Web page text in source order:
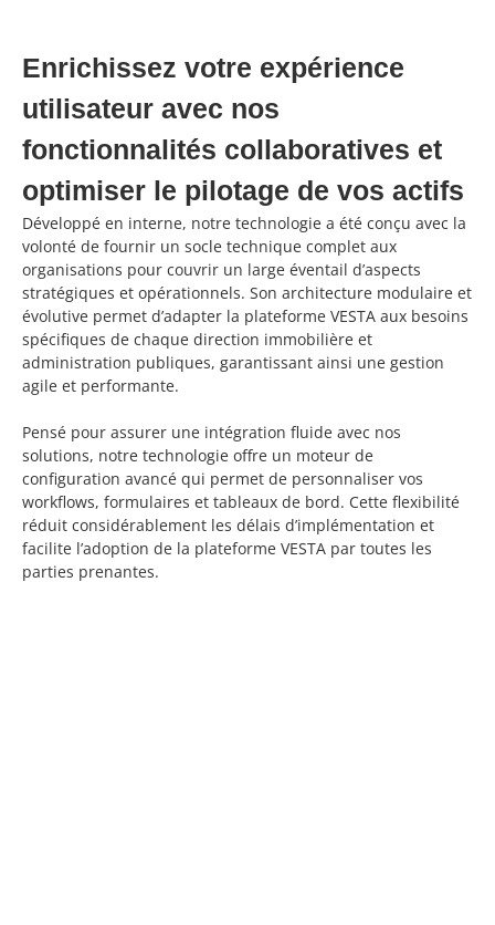
Enrichissez votre expérience
utilisateur avec nos
fonctionnalités collaboratives et
optimiser le pilotage de vos actifs
Développé en interne, notre technologie a été conçu avec la
volonté de fournir un socle technique complet aux
organisations pour couvrir un large éventail d’aspects
stratégiques et opérationnels. Son architecture modulaire et
évolutive permet d’adapter la plateforme VESTA aux besoins
spécifiques de chaque direction immobilière et
administration publiques, garantissant ainsi une gestion
agile et performante.
Pensé pour assurer une intégration fluide avec nos
solutions, notre technologie offre un moteur de
configuration avancé qui permet de personnaliser vos
workflows, formulaires et tableaux de bord. Cette flexibilité
réduit considérablement les délais d’implémentation et
facilite l’adoption de la plateforme VESTA par toutes les
parties prenantes.